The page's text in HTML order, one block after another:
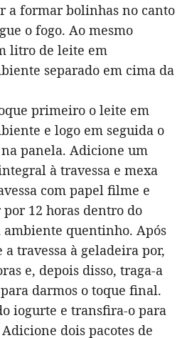
a formar bolinhas no canto
o fogo. Ao mesmo
litro de leite em
separado em cima da
primeiro o leite em
e logo em seguida o
panela. Adicione um
à travessa e mexa
com papel filme e
por 12 horas dentro do
quentinho. Após
a travessa à geladeira por,
e, depois disso, traga-a
darmos o toque final.
iogurte e transfira-o para
dois pacotes de